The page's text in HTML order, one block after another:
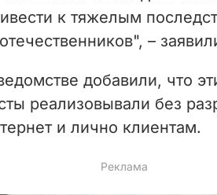
к тяжелым
–
добавили, что
реализовывали без
и лично клиентам.